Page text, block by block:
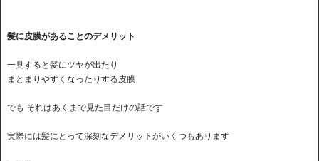
髪に皮膜があることのデメリット
一見すると髪にツヤが出たり
まとまりやすくなったりする皮膜
でも それはあくまで見た目だけの話です
実際には髪にとって深刻なデメリットがいくつもあります